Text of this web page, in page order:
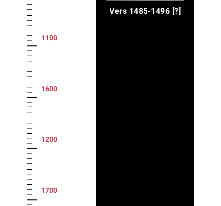
1100
1600
1200
1700
Vers 1485-1496 [?]